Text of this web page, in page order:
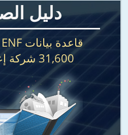
دليل
31,600 شركة إعادة تدوير